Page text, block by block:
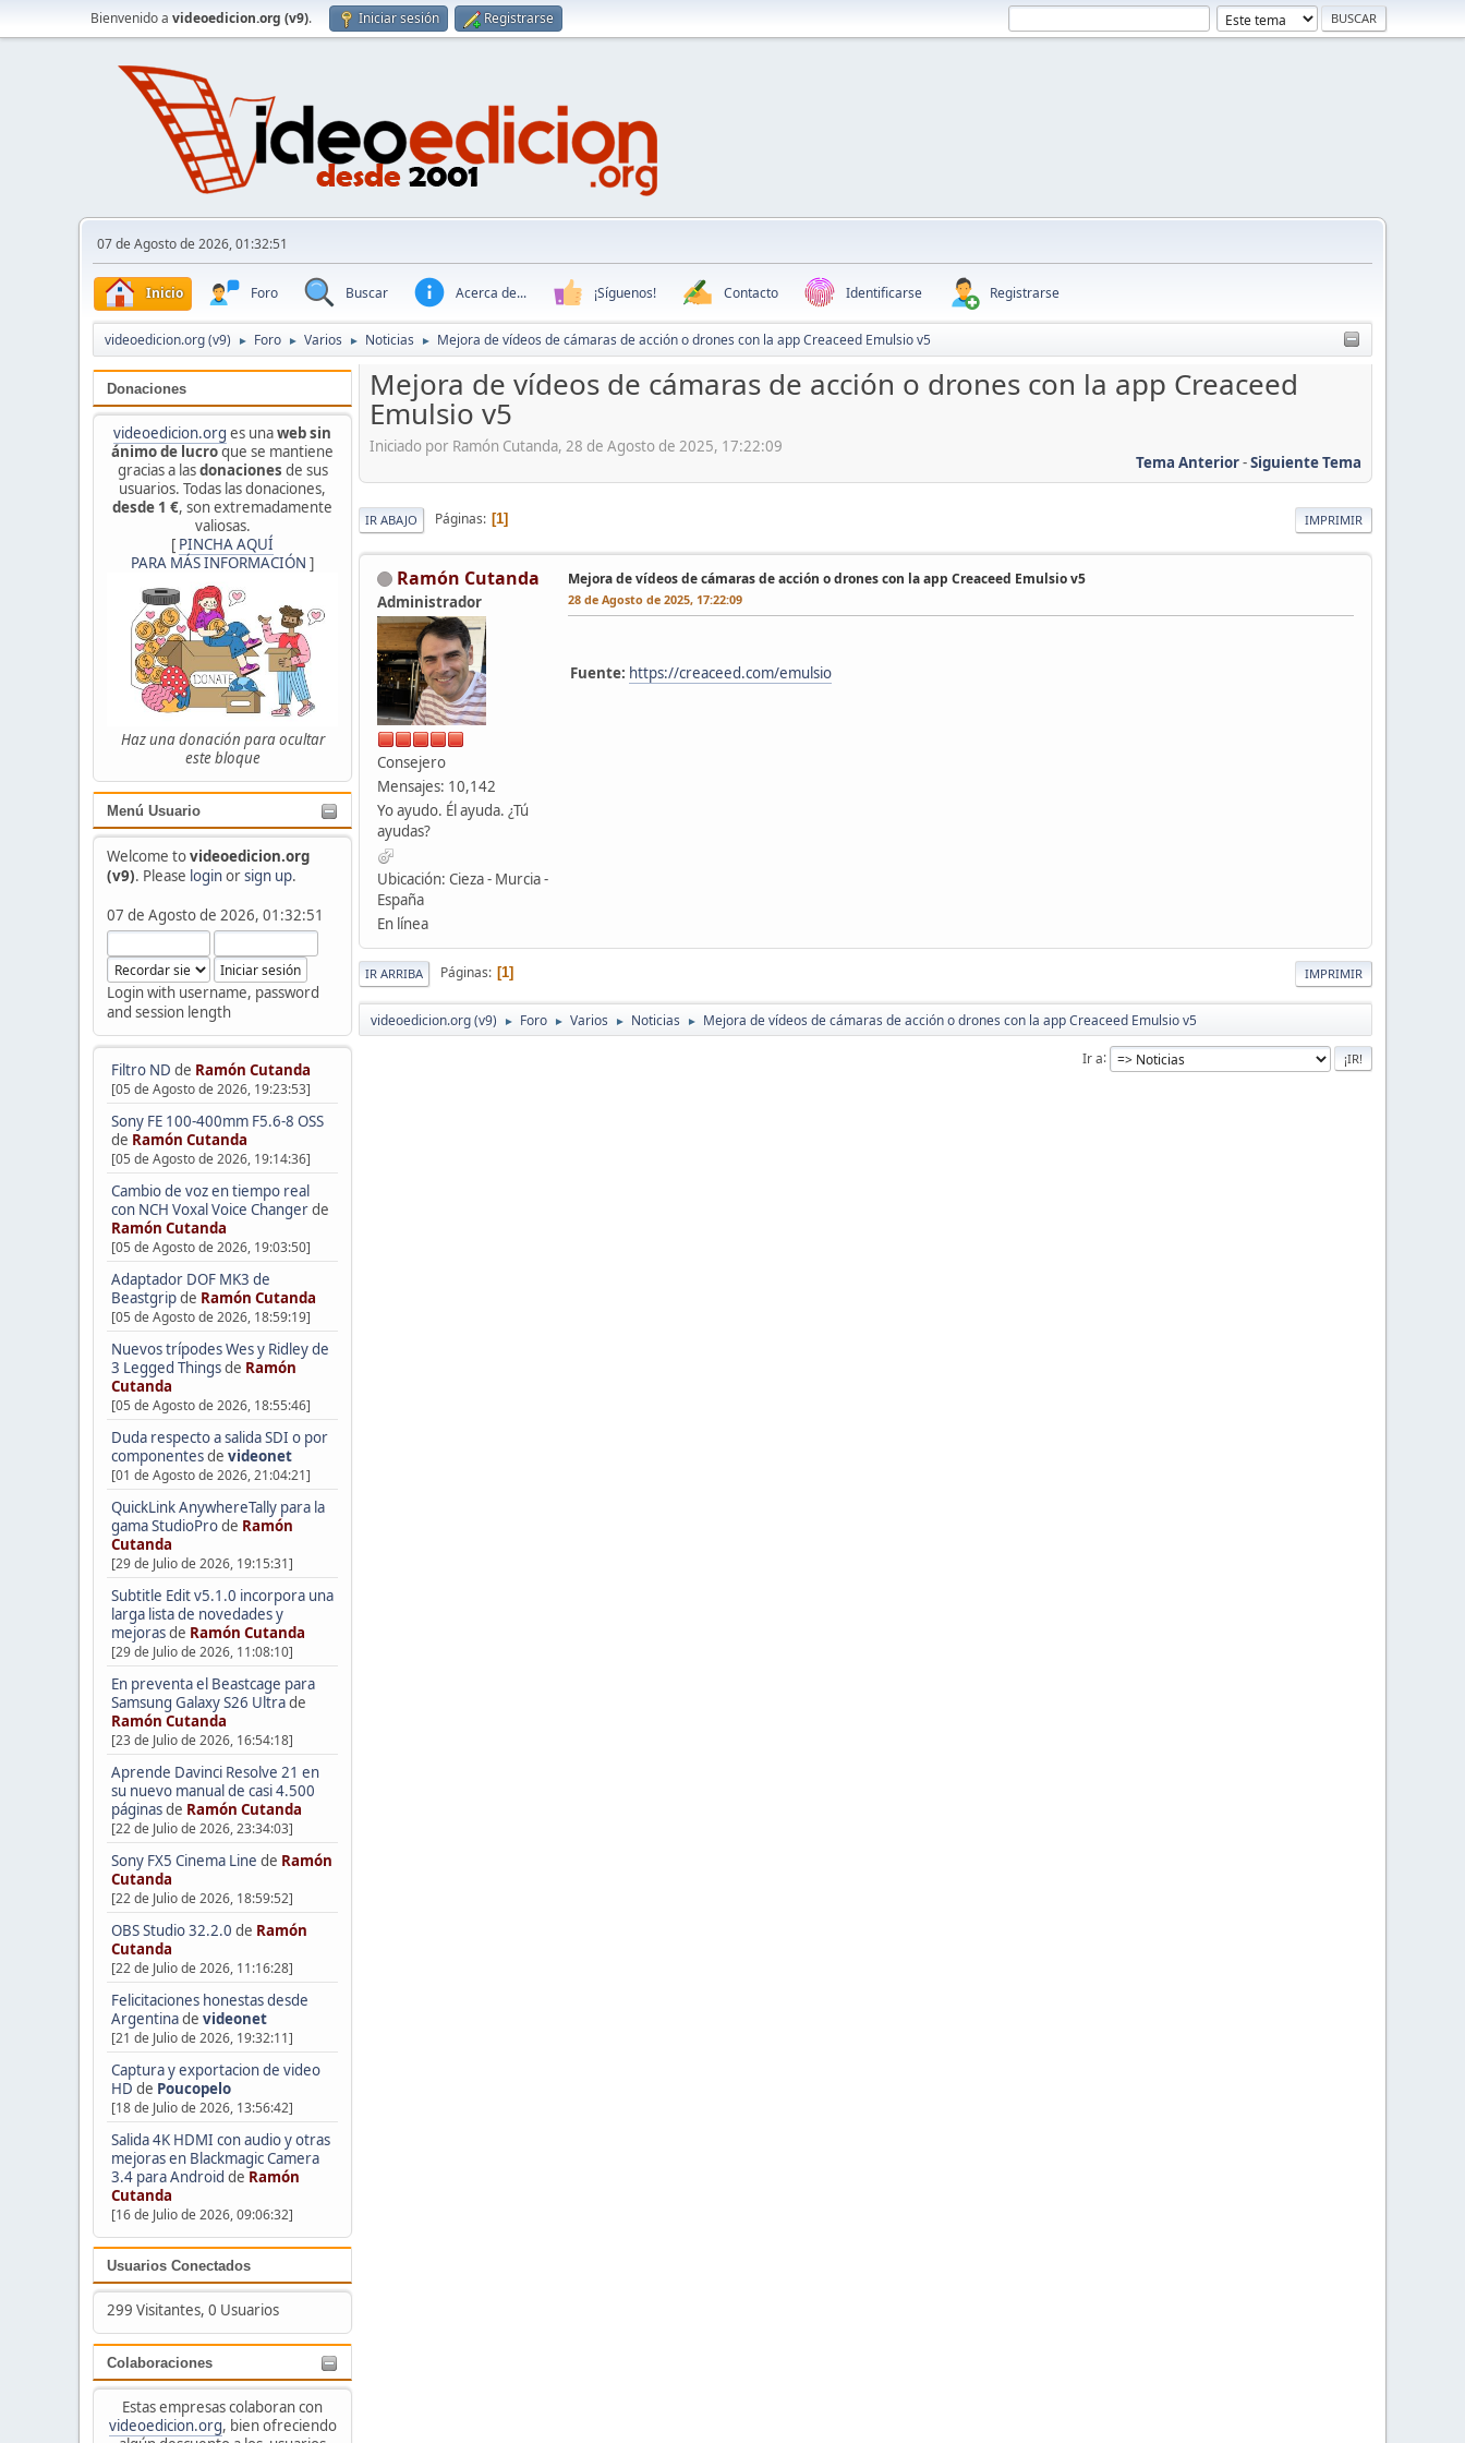
Bienvenido a videoedicion.org (v9). Iniciar sesión Registrarse
07 de Agosto de 2026, 01:32:51
Inicio Foro Buscar Acerca de... ¡Síguenos! Contacto Identificarse Registrarse
videoedicion.org (v9) ► Foro ► Varios ► Noticias ► Mejora de vídeos de cámaras de acción o drones con la app Creaceed Emulsio v5
Donaciones
videoedicion.org es unaweb sin
ánimo de lucroque se mantiene
gracias a lasdonaciones de sus
usuarios. Todas las donaciones,
desde 1 €, son extremadamente
valiosas.
[ PINCHA AQUÍ
PARA MÁS INFORMACIÓN ]
Haz una donación para ocultar
este bloque
Menú Usuario
Welcome tovideoedicion.org
(v9). Please loginorsign up.
07 de Agosto de 2026, 01:32:51
Login with username, password
and session length
Filtro ND de Ramón Cutanda
[05 de Agosto de 2026, 19:23:53]
Sony FE 100-400mm F5.6-8 OSS
de Ramón Cutanda
[05 de Agosto de 2026, 19:14:36]
Cambio de voz en tiempo real
con NCH Voxal Voice Changerde
Ramón Cutanda
[05 de Agosto de 2026, 19:03:50]
Adaptador DOF MK3 de
Beastgripde Ramón Cutanda
[05 de Agosto de 2026, 18:59:19]
Nuevos trípodes Wes y Ridley de
3 Legged Thingsde Ramón
Cutanda
[05 de Agosto de 2026, 18:55:46]
Duda respecto a salida SDI o por
componentesde videonet
[01 de Agosto de 2026, 21:04:21]
QuickLink AnywhereTally para la
gama StudioProde Ramón
Cutanda
[29 de Julio de 2026, 19:15:31]
Subtitle Edit v5.1.0 incorpora una
larga lista de novedades y
mejorasde Ramón Cutanda
[29 de Julio de 2026, 11:08:10]
En preventa el Beastcage para
Samsung Galaxy S26 Ultrade
Ramón Cutanda
[23 de Julio de 2026, 16:54:18]
Aprende Davinci Resolve 21 en
su nuevo manual de casi 4.500
páginasde Ramón Cutanda
[22 de Julio de 2026, 23:34:03]
Sony FX5 Cinema Line de Ramón
Cutanda
[22 de Julio de 2026, 18:59:52]
OBS Studio 32.2.0 de Ramón
Cutanda
[22 de Julio de 2026, 11:16:28]
Felicitaciones honestas desde
Argentinade videonet
[21 de Julio de 2026, 19:32:11]
Captura y exportacion de video
HD de Poucopelo
[18 de Julio de 2026, 13:56:42]
Salida 4K HDMI con audio y otras
mejoras en Blackmagic Camera
3.4 para Android de Ramón
Cutanda
[16 de Julio de 2026, 09:06:32]
Usuarios Conectados
299 Visitantes, 0 Usuarios
Colaboraciones
Estas empresas colaboran con
videoedicion.org, bien ofreciendo
Mejora de vídeos de cámaras de acción o drones con la app Creaceed
Emulsio v5
Iniciado por Ramón Cutanda, 28 de Agosto de 2025, 17:22:09
Tema Anterior-Siguiente Tema
IMPRIMIR
IR ABAJO Páginas 1
Ramón Cutanda
Administrador
Consejero
Mensajes: 10,142
Yo ayudo. Él ayuda. ¿Tú
ayudas?
Ubicación: Cieza - Murcia -
España
En línea
Mejora de vídeos de cámaras de acción o drones con la app Creaceed Emulsio v5
28 de Agosto de 2025, 17:22:09
Fuente: https://creaceed.com/emulsio
IMPRIMIR
IR ARRIBA Páginas 1
videoedicion.org (v9) ► Foro ► Varios ► Noticias ► Mejora de vídeos de cámaras de acción o drones con la app Creaceed Emulsio v5
Ir a